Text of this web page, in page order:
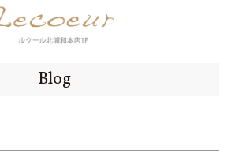
Blog